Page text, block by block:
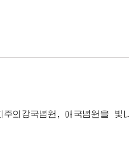
의강국념원, 애국념원을 빛